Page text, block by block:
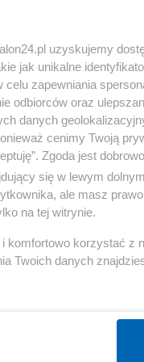
uzyskujemy
jak unikalne
zapewniania
odbiorców oraz
danych
cenimy Twoją
Zgoda jest
się w lewym
ale masz
na tej witrynie.
komfortowo korzystać z
Twoich danych